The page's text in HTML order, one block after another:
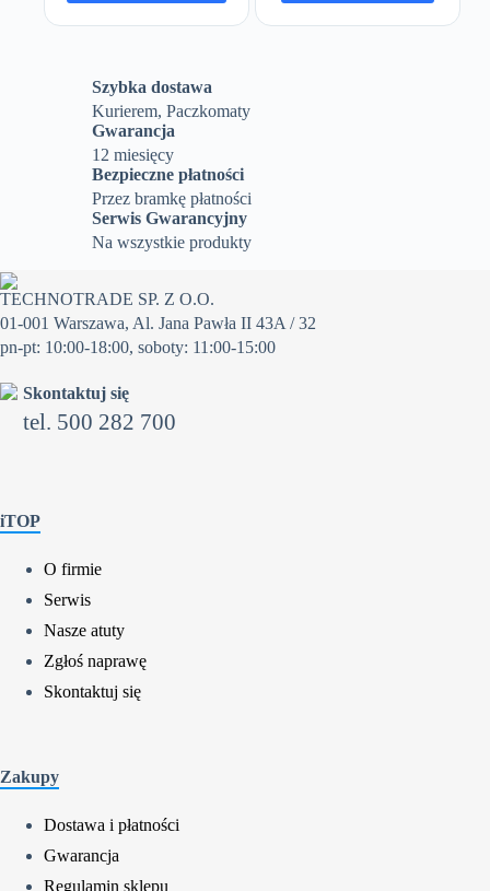
Szybka dostawa
Kurierem, Paczkomaty
Gwarancja
12 miesięcy
Bezpieczne płatności
Przez bramkę płatności
Serwis Gwarancyjny
Na wszystkie produkty
TECHNOTRADE SP. Z O.O.
01-001 Warszawa, Al. Jana Pawła II 43A / 32
pn-pt: 10:00-18:00, soboty: 11:00-15:00
Skontaktuj się
tel. 500 282 700
iTOP
O firmie
Serwis
Nasze atuty
Zgłoś naprawę
Skontaktuj się
Zakupy
Dostawa i płatności
Gwarancja
Regulamin sklepu